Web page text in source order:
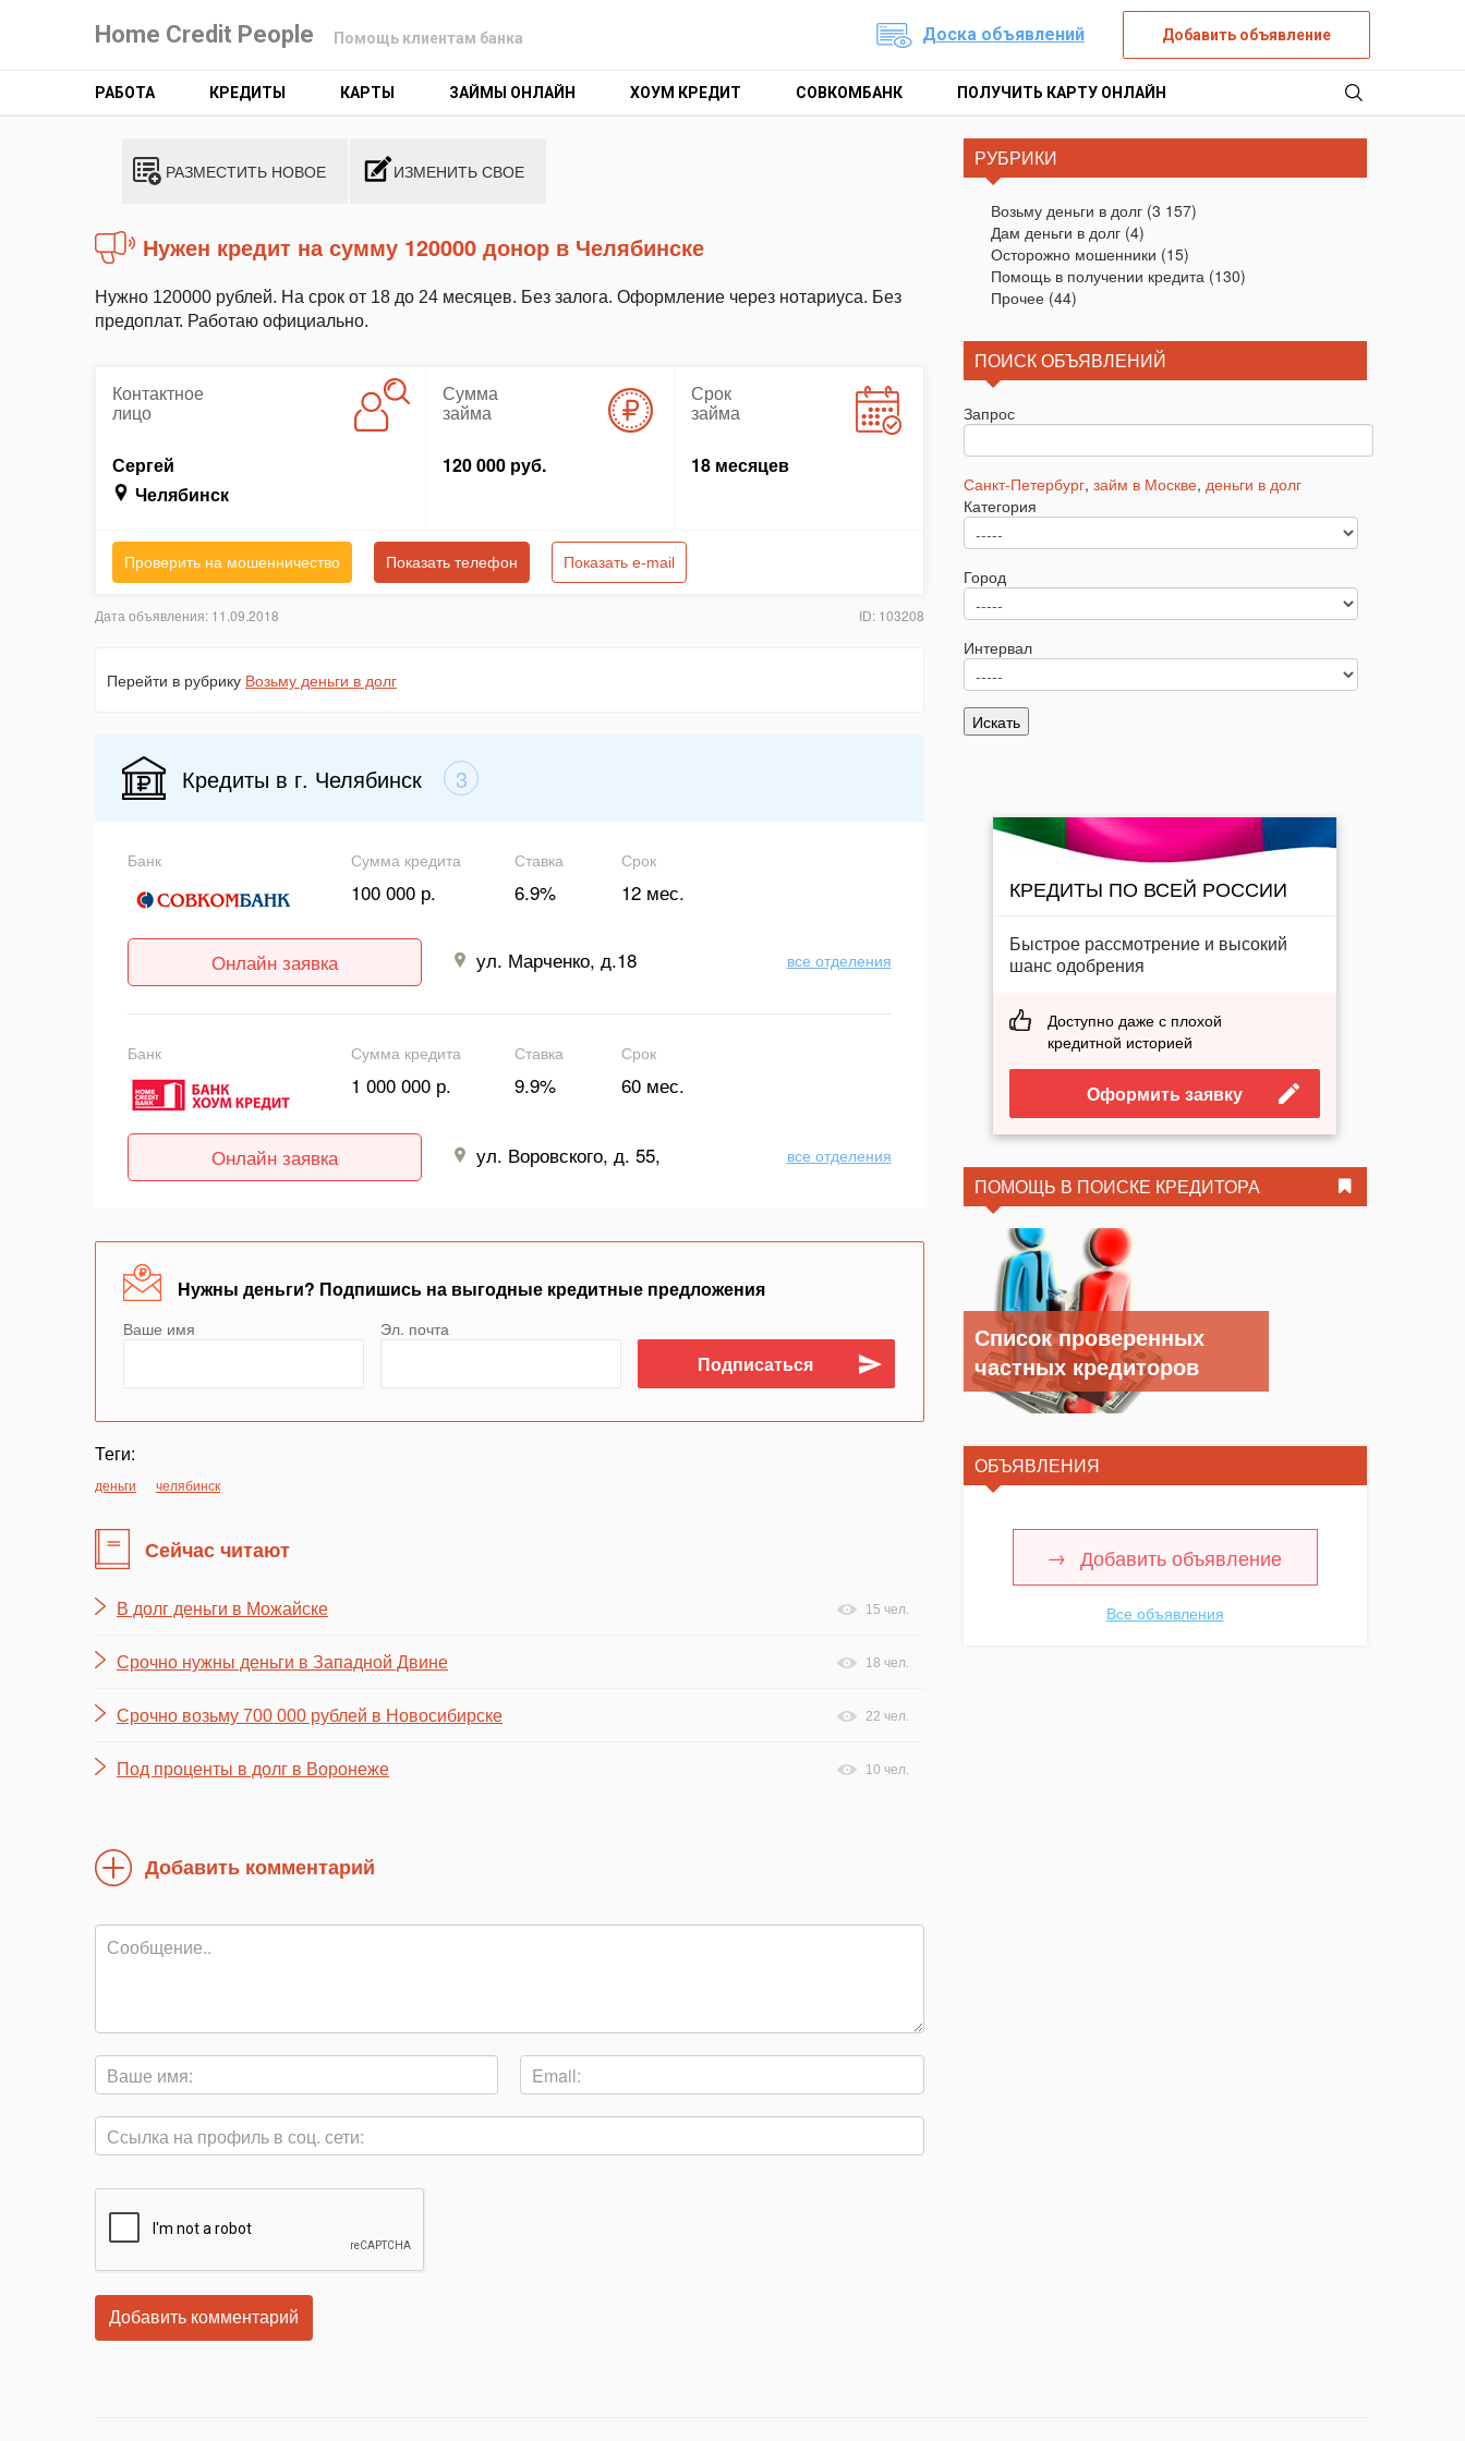
Home Credit People Помощь клиентам банка Доска объявлений Добавить объявление
РАБОТА КРЕДИТЫ КАРТЫ ЗАЙМЫ ОНЛАЙН ХОУМ КРЕДИТ СОВКОМБАНК ПОЛУЧИТЬ КАРТУ ОНЛАЙН
РАЗМЕСТИТЬ НОВОЕ ИЗМЕНИТЬ СВОЕ
Нужен кредит на сумму 120000 донор в Челябинске
Нужно 120000 рублей. На срок от 18 до 24 месяцев. Без залога. Оформление через нотариуса. Без
предоплат. Работаю официально.
Контактное
лицо
Сергей
Челябинск
Сумма
займа
120 000 руб.
Срок
займа
18 месяцев
Проверить на мошенничество Показать телефон Показать e-mail
Дата объявления: 11.09.2018 ID: 103208
Перейти в рубрику Возьму деньги в долг
Кредиты в г. Челябинск 3
Банк Сумма кредита
100 000 р.
Ставка
6.9%
Срок
12 мес.
Онлайн заявка ул. Марченко, д.18 все отделения
Банк Сумма кредита
1 000 000 р.
Ставка
9.9%
Срок
60 мес.
Онлайн заявка ул. Воровского, д. 55, все отделения
Нужны деньги? Подпишись на выгодные кредитные предложения
Ваше имя Эл. почта
Теги:
деньги челябинск
Сейчас читают
В долг деньги в Можайске 15 чел.
Срочно нужны деньги в Западной Двине 18 чел.
Срочно возьму 700 000 рублей в Новосибирске 22 чел.
Под проценты в долг в Воронеже 10 чел.
Добавить комментарий
РУБРИКИ
Возьму деньги в долг(3 157)
Дам деньги в долг(4)
Осторожно мошенники (15)
Помощь в получении кредита(130)
Прочее(44)
ПОИСК ОБЪЯВЛЕНИЙ
Запрос
Санкт-Петербург, займ в Москве, деньги в долг
Категория
Город
Интервал
КРЕДИТЫ ПО ВСЕЙ РОССИИ
Быстрое рассмотрение и высокий
шанс одобрения
Доступно даже с плохой
кредитной историей
Оформить заявку
ПОМОЩЬ В ПОИСКЕ КРЕДИТОРА
Список проверенных
частных кредиторов
ОБЪЯВЛЕНИЯ
Добавить объявление
Все объявления